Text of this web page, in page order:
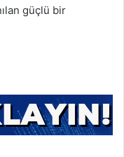
güçlü bir